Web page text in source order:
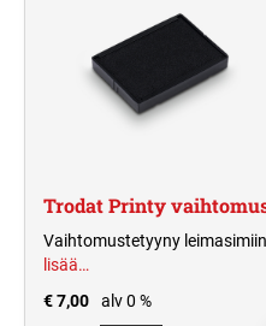
Trodat Printy
Vaihtomustetyyny
lisää…
€ 7,00
alv 0 %